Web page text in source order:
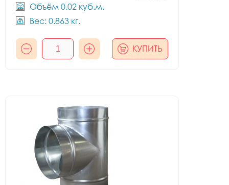
Объём 0.02 куб.м.
Вес: 0.863 кг.
КУПИТЬ